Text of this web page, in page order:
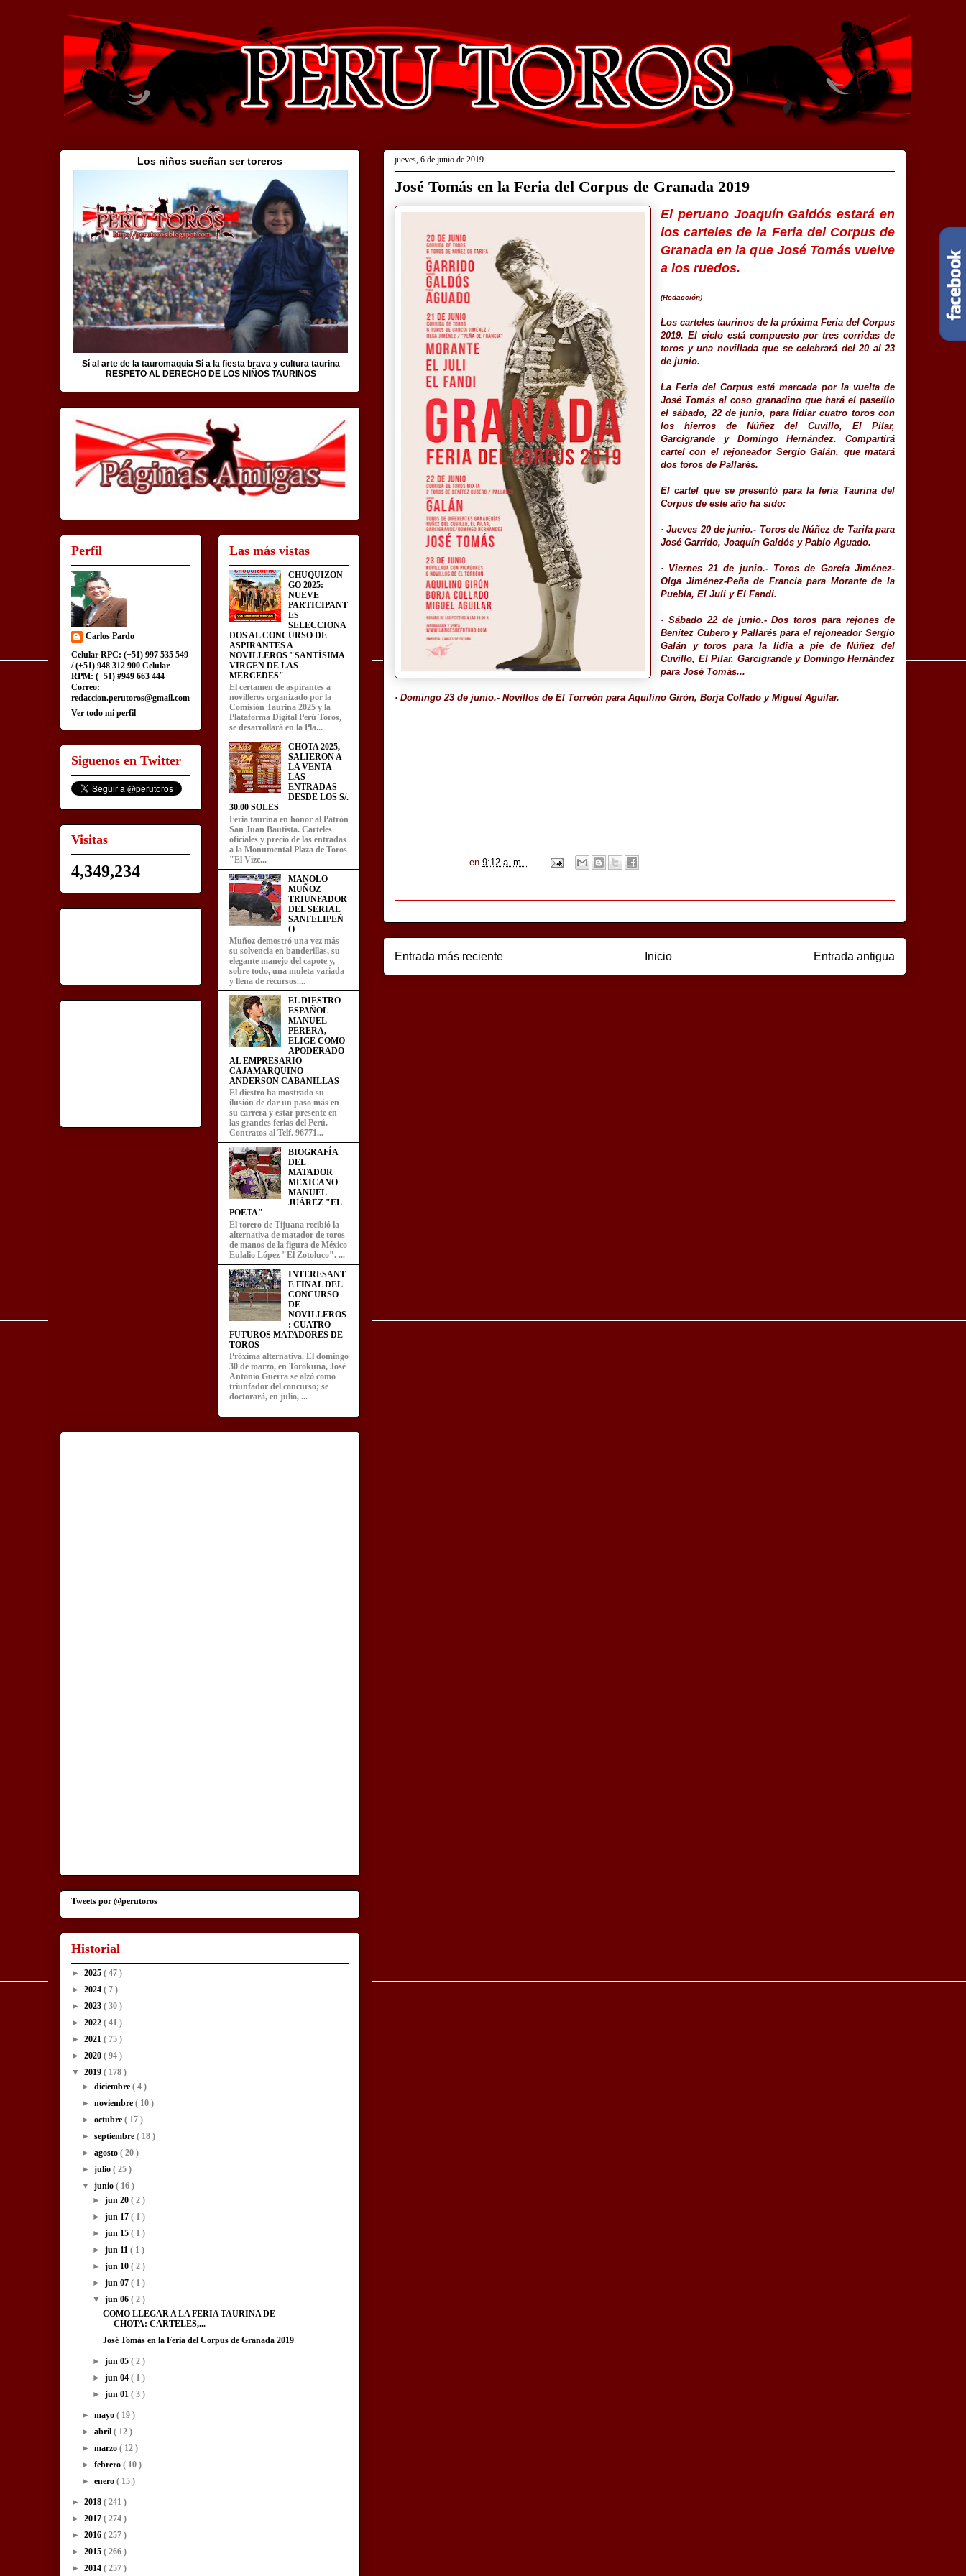
jueves, 6 de junio de 2019
José Tomás en la Feria del Corpus de Granada 2019
El peruano Joaquín Galdós estará en
los carteles de la Feria del Corpus de
Granada en la que José Tomás vuelve
a los ruedos.
(Redacción)
Los carteles taurinos de la próxima Feria del Corpus
2019. El ciclo está compuesto por tres corridas de
toros y una novillada que se celebrará del 20 al 23
de junio.
La Feria del Corpus está marcada por la vuelta de
José Tomás al coso granadino que hará el paseíllo
el sábado, 22 de junio, para lidiar cuatro toros con
los hierros de Núñez del Cuvillo, El Pilar,
Garcigrande y Domingo Hernández. Compartirá
cartel con el rejoneador Sergio Galán, que matará
dos toros de Pallarés.
El cartel que se presentó para la feria Taurina del
Corpus de este año ha sido:
· Jueves 20 de junio.- Toros de Núñez de Tarifa para
José Garrido, Joaquín Galdós y Pablo Aguado.
· Viernes 21 de junio.- Toros de García Jiménez-
Olga Jiménez-Peña de Francia para Morante de la
Puebla, El Juli y El Fandi.
· Sábado 22 de junio.- Dos toros para rejones de
Benítez Cubero y Pallarés para el rejoneador Sergio
Galán y toros para la lidia a pie de Núñez del
Cuvillo, El Pilar, Garcigrande y Domingo Hernández
para José Tomás...
· Domingo 23 de junio.- Novillos de El Torreón para Aquilino Girón, Borja Collado y Miguel Aguilar.
en 9:12 a. m.
Entrada más reciente Entrada antigua
Inicio
Los niños sueñan ser toreros
Sí al arte de la tauromaquia Sí a la fiesta brava y cultura taurina
RESPETO AL DERECHO DE LOS NIÑOS TAURINOS
Perfil
Carlos Pardo
Celular RPC: (+51) 997 535 549
/ (+51) 948 312 900 Celular
RPM: (+51) #949 663 444
Correo:
redaccion.perutoros@gmail.com
Ver todo mi perfil
Siguenos en Twitter
Visitas
4,349,234
Las más vistas
CHUQUIZON
GO 2025:
NUEVE
PARTICIPANT
ES
SELECCIONA
DOS AL CONCURSO DE
ASPIRANTES A
NOVILLEROS "SANTÍSIMA
VIRGEN DE LAS
MERCEDES"
El certamen de aspirantes a
novilleros organizado por la
Comisión Taurina 2025 y la
Plataforma Digital Perú Toros,
se desarrollará en la Pla...
CHOTA 2025,
SALIERON A
LA VENTA
LAS
ENTRADAS
DESDE LOS S/.
30.00 SOLES
Feria taurina en honor al Patrón
San Juan Bautista. Carteles
oficiales y precio de las entradas
a la Monumental Plaza de Toros
"El Vizc...
MANOLO
MUÑOZ
TRIUNFADOR
DEL SERIAL
SANFELIPEÑ
O
Muñoz demostró una vez más
su solvencia en banderillas, su
elegante manejo del capote y,
sobre todo, una muleta variada
y llena de recursos....
EL DIESTRO
ESPAÑOL
MANUEL
PERERA,
ELIGE COMO
APODERADO
AL EMPRESARIO
CAJAMARQUINO
ANDERSON CABANILLAS
El diestro ha mostrado su
ilusión de dar un paso más en
su carrera y estar presente en
las grandes ferias del Perú.
Contratos al Telf. 96771...
BIOGRAFÍA
DEL
MATADOR
MEXICANO
MANUEL
JUÁREZ "EL
POETA"
El torero de Tijuana recibió la
alternativa de matador de toros
de manos de la figura de México
Eulalio López "El Zotoluco". ...
INTERESANT
E FINAL DEL
CONCURSO
DE
NOVILLEROS
: CUATRO
FUTUROS MATADORES DE
TOROS
Próxima alternativa. El domingo
30 de marzo, en Torokuna, José
Antonio Guerra se alzó como
triunfador del concurso; se
doctorará, en julio, ...
Tweets por @perutoros
Historial
► 2025 ( 47 )
► 2024 ( 7 )
► 2023 ( 30 )
► 2022 ( 41 )
► 2021 ( 75 )
► 2020 ( 94 )
▼ 2019 ( 178 )
►diciembre( 4 )
►noviembre( 10 )
►octubre( 17 )
►septiembre( 18 )
►agosto( 20 )
►julio( 25 )
▼junio( 16 )
► jun 20 ( 2 )
► jun 17 ( 1 )
► jun 15 ( 1 )
► jun 11 ( 1 )
► jun 10 ( 2 )
► jun 07 ( 1 )
▼ jun 06 ( 2 )
COMO LLEGAR A LA FERIA TAURINA DE
CHOTA: CARTELES,...
José Tomás en la Feria del Corpus de Granada 2019
► jun 05 ( 2 )
► jun 04 ( 1 )
► jun 01 ( 3 )
►mayo( 19 )
►abril( 12 )
►marzo( 12 )
►febrero( 10 )
►enero( 15 )
► 2018 ( 241 )
► 2017 ( 274 )
► 2016 ( 257 )
► 2015 ( 266 )
► 2014 ( 257 )